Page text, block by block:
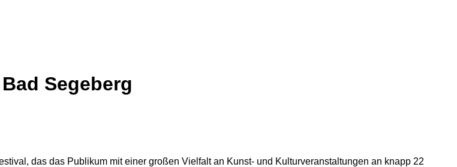
Segeberg
das das Publikum mit einer großen Vielfalt an Kunst- und Kulturveranstaltungen an knapp 22